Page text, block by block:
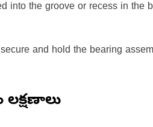
into the groove or recess in the
and hold the bearing
లక్షణాలు